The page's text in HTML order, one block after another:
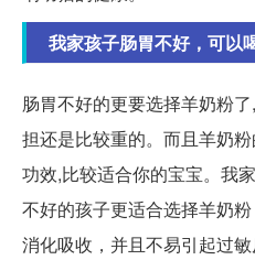
我家孩子肠胃不好，可以
肠胃不好的更要选择羊奶粉
担还是比较重的。而且羊奶
功效,比较适合你的宝宝。我
不好的孩子更适合选择羊奶
消化吸收，并且不易引起过